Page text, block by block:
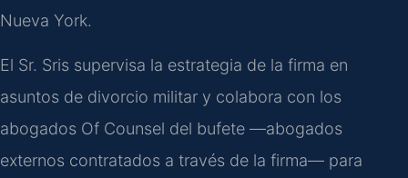
Nueva York.
El Sr. Sris supervisa la estrategia de la firma en
asuntos de divorcio militar y colabora con los
abogados Of Counsel del bufete —abogados
externos contratados a través de la firma— para